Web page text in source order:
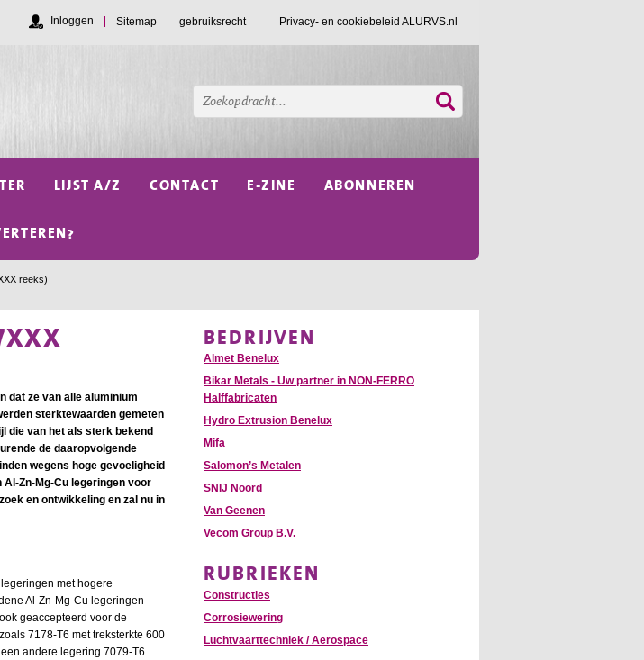
Sitemap gebruiksrecht Privacy- en cookiebeleid ALURVS.nl
Inloggen
LIJST A/Z CONTACT E-ZINE ABONNEREN
reeks)
dat ze van alle aluminium
sterktewaarden gemeten
die van het als sterk bekend
de daaropvolgende
wegens hoge gevoeligheid
Zn-Mg-Cu legeringen voor
en ontwikkeling en zal nu in
met hogere
Al-Zn-Mg-Cu legeringen
geaccepteerd voor de
7178-T6 met treksterkte 600
andere legering 7079-T6
BEDRIJVEN
Almet Benelux
Bikar Metals - Uw partner in NON-FERRO
Halffabricaten
Hydro Extrusion Benelux
Mifa
Salomon’s Metalen
SNIJ Noord
Van Geenen
Vecom Group B.V.
RUBRIEKEN
Constructies
Corrosiewering
Luchtvaarttechniek / Aerospace